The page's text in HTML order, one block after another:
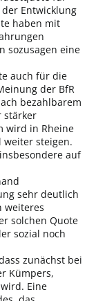
Entwicklung
haben mit
sozusagen eine
auch für die
der BfR
bezahlbarem
stärker
wird in Rheine
steigen.
auf
sehr deutlich
weiteres
solchen Quote
sozial noch
zunächst bei
Kümpers,
Eine